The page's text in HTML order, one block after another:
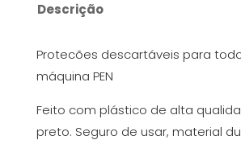
Descrição
Protecões descartáveis para
máquina PEN
Feito com plástico de alta
preto. Seguro de usar, material